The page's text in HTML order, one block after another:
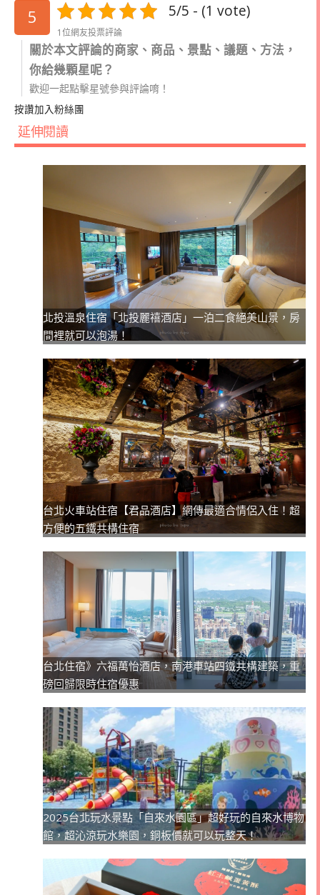
5 5/5 - (1 vote)
1位網友投票評論
關於本文評論的商家、商品、景點、議題、方法，
你給幾顆星呢？
歡迎一起點擊星號參與評論唷！
按讚加入粉絲團
延伸閱讀
北投溫泉住宿「北投麗禧酒店」一泊二食絕美山景，房
間裡就可以泡湯！
台北火車站住宿【君品酒店】網傳最適合情侶入住！超
方便的五鐵共構住宿
台北住宿》六福萬怡酒店，南港車站四鐵共構建築，重
磅回歸限時住宿優惠
2025台北玩水景點「自來水園區」超好玩的自來水博物
館，超沁涼玩水樂園，銅板價就可以玩整天！